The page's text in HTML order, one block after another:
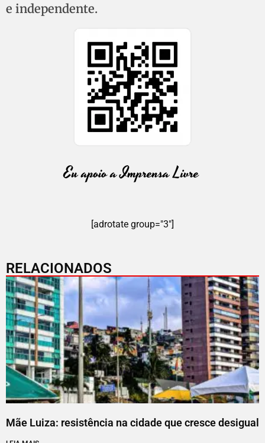
e independente.
[adrotate group="3"]
RELACIONADOS
Mãe Luiza: resistência na cidade que cresce desigual